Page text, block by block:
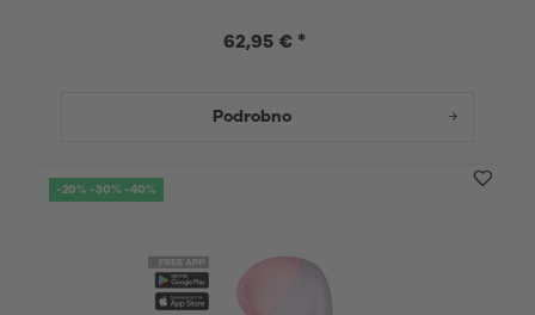
62,95 € *
Podrobno
-20% -30% -40%